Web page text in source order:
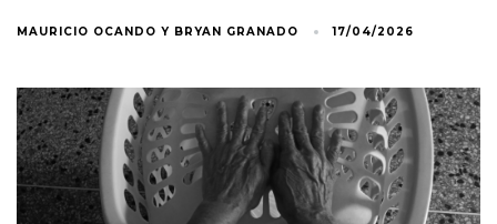
MAURICIO OCANDO Y BRYAN GRANADO 17/04/2026